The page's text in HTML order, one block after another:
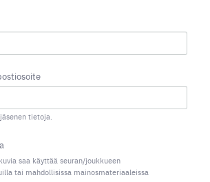
tietoja.
saa käyttää seuran/joukkueen
tai mahdollisissa mainosmateriaaleissa